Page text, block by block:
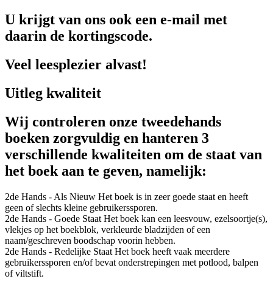
U krijgt van ons ook een e-mail met
daarin de kortingscode.
Veel leesplezier alvast!
Uitleg kwaliteit
Wij controleren onze tweedehands
boeken zorgvuldig en hanteren 3
verschillende kwaliteiten om de staat van
het boek aan te geven, namelijk:
2de Hands - Als Nieuw Het boek is in zeer goede staat en heeft
geen of slechts kleine gebruikerssporen.
2de Hands - Goede Staat Het boek kan een leesvouw, ezelsoortje(s),
vlekjes op het boekblok, verkleurde bladzijden of een
naam/geschreven boodschap voorin hebben.
2de Hands - Redelijke Staat Het boek heeft vaak meerdere
gebruikerssporen en/of bevat onderstrepingen met potlood, balpen
of viltstift.